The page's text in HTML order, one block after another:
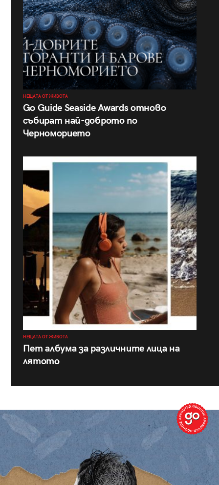
НЕЩАТА ОТ ЖИВОТА
Go Guide Seaside Awards отново
събират най-доброто по
Черноморието
НЕЩАТА ОТ ЖИВОТА
Пет албума за различните лица на
лятото